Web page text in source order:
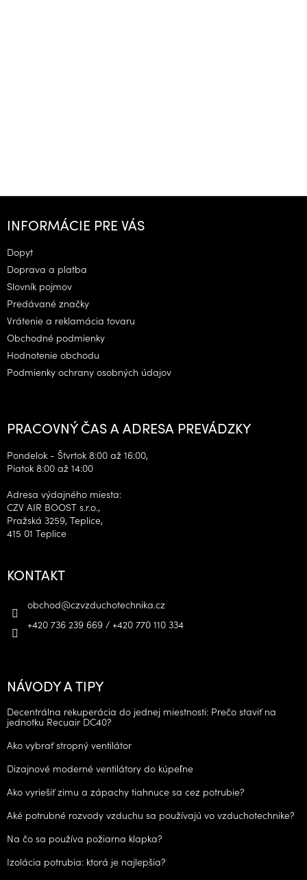
Z
INFORMÁCIE PRE VÁS
Dopyt
Doprava a platba
Slovník pojmov
Predávané značky
Vrátenie a reklamácia tovaru
Obchodné podmienky
Hodnotenie obchodu
Podmienky ochrany osobných údajov
PRACOVNÝ ČAS A ADRESA PREVÁDZKY
Pondelok - Štvrtok 8:00 až 16:00,
Piatok 8:00 až 14:00
Adresa výdajného miesta:
CZV AIR BOOST s.r.o.,
Pražská 3259, Teplice,
415 01 Teplice
KONTAKT
obchod@czvzduchotechnika.cz
+420 736 239 669 / +420 770 110 334
NÁVODY A TIPY
Decentrálna rekuperácia do jednej miestnosti: Prečo staviť na
jednotku Recuair DC40?
Ako vybrať stropný ventilátor
Dizajnové moderné ventilátory do kúpeľne
Ako vyriešiť zimu a zápachy tiahnuce sa cez potrubie?
Aké potrubné rozvody vzduchu sa používajú vo vzduchotechnike?
Na čo sa používa požiarna klapka?
Izolácia potrubia: ktorá je najlepšia?